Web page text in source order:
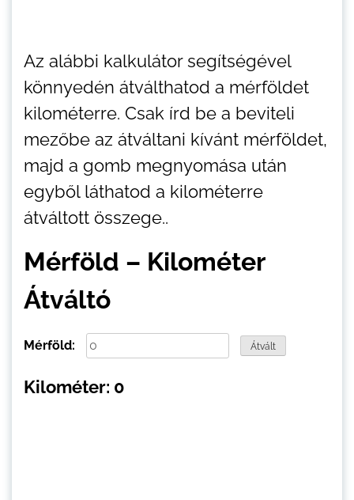
Az alábbi kalkulátor segítségével
könnyedén átválthatod a mérföldet
kilométerre. Csak írd be a beviteli
mezőbe az átváltani kívánt mérföldet,
majd a gomb megnyomása után
egyből láthatod a kilométerre
átváltott összege..
Mérföld – Kilométer
Átváltó
Mérföld: Átvált
Kilométer: 0